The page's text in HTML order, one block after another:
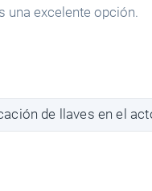
una excelente opción.
de llaves en el